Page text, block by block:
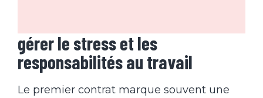
gérer le stress et les
responsabilités au travail
Le premier contrat marque souvent une